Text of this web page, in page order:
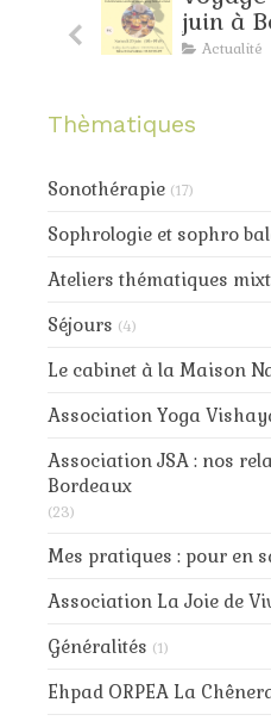
juin à
Actualité
Thèmatiques
Sonothérapie (17)
Sophrologie et sophro
Ateliers thématiques
Séjours (4)
Le cabinet à la Maison
Association Yoga
Association JSA : nos
Bordeaux
(23)
Mes pratiques : pour en
Association La Joie de
Généralités (1)
Ehpad ORPEA La